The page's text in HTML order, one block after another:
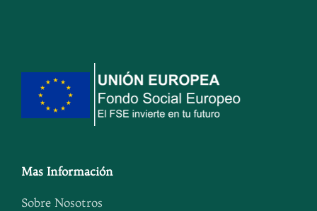
Mas Información
Sobre Nosotros